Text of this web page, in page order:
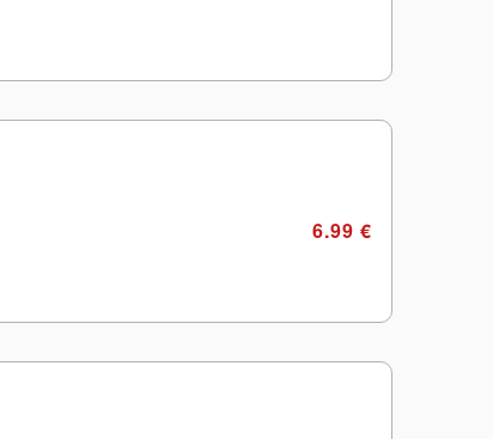
6.99 €